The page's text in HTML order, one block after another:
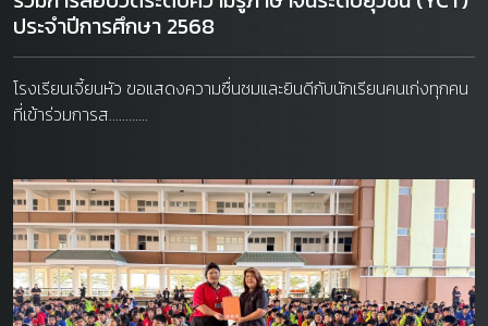
ประจำปีการศึกษา 2568
โรงเรียนเจี้ยนหัว ขอแสดงความชื่นชมและยินดีกับนักเรียนคนเก่งทุกคน
ที่เข้าร่วมการส............